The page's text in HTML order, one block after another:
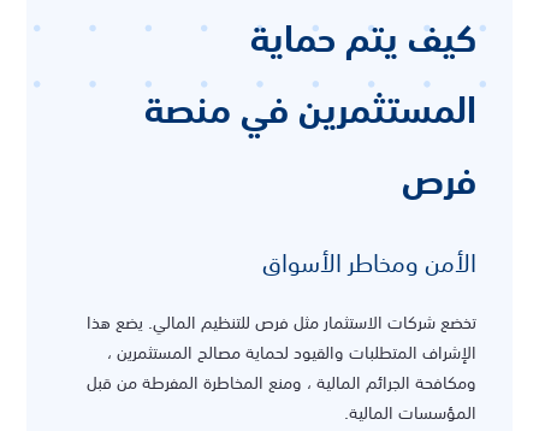
كيف يتم حماية
المستثمرين في منصة
فرص
الأمن ومخاطر الأسواق
تخضع شركات الاستثمار مثل فرص للتنظيم المالي. يضع هذا
الإشراف المتطلبات والقيود لحماية مصالح المستثمرين ،
ومكافحة الجرائم المالية ، ومنع المخاطرة المفرطة من قبل
المؤسسات المالية.